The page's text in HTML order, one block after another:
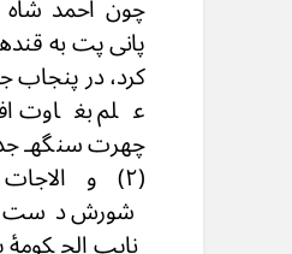
پانی پت به
کرد، در پنجاب
علم بغاوت
چهرت سنگهـ
(۲) و
شورش دست